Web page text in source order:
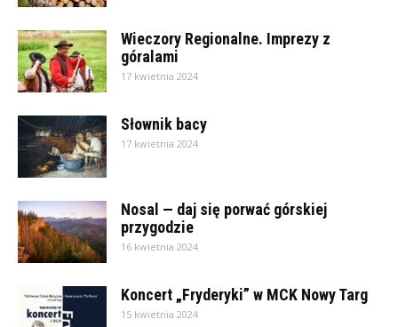
Wieczory Regionalne. Imprezy z
góralami
17 kwietnia 2024
Słownik bacy
17 kwietnia 2024
Nosal — daj się porwać górskiej
przygodzie
16 kwietnia 2024
Koncert „Fryderyki” w MCK Nowy Targ
15 kwietnia 2024